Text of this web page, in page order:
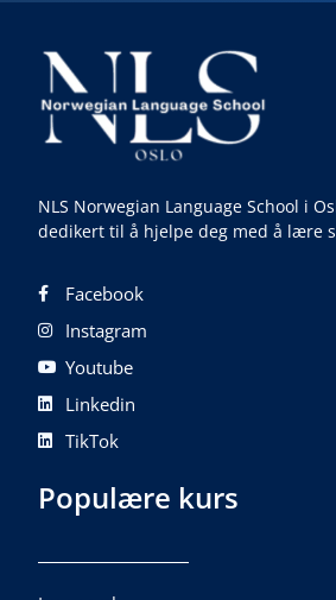
NLS Norwegian Language School i
dedikert til å hjelpe deg med å lære
Facebook
Instagram
Youtube
Linkedin
TikTok
Populære kurs